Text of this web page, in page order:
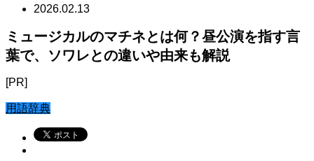
2026.02.13
ミュージカルのマチネとは何？昼公演を指す言
葉で、ソワレとの違いや由来も解説
[PR]
用語辞典